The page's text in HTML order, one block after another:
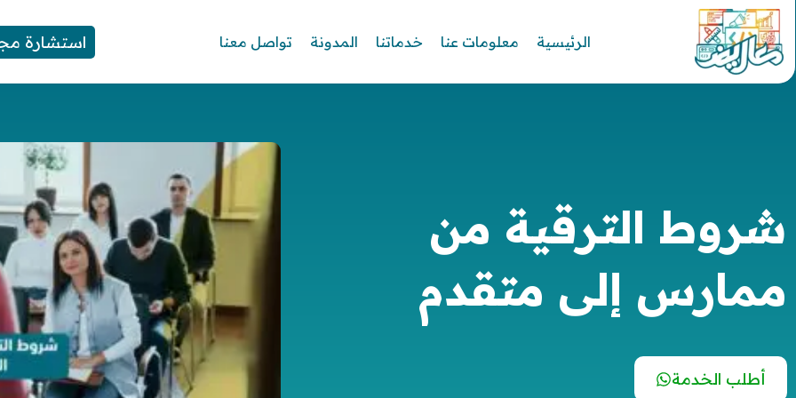
الرئيسية معلومات عنا خدماتنا المدونة تواصل معنا استشارة
شروط الترقية من
ممارس إلى متقدم
أطلب الخدمة